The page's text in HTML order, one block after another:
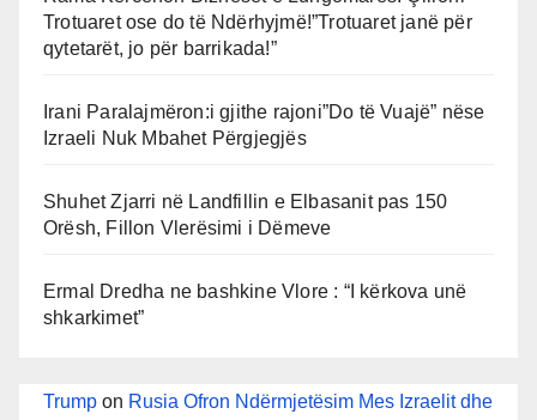
Trotuaret ose do të Ndërhyjmë!”Trotuaret janë për
qytetarët, jo për barrikada!”
Irani Paralajmëron:i gjithe rajoni”Do të Vuajë” nëse
Izraeli Nuk Mbahet Përgjegjës
Shuhet Zjarri në Landfillin e Elbasanit pas 150
Orësh, Fillon Vlerësimi i Dëmeve
Ermal Dredha ne bashkine Vlore : “I kërkova unë
shkarkimet”
Trump on Rusia Ofron Ndërmjetësim Mes Izraelit dhe